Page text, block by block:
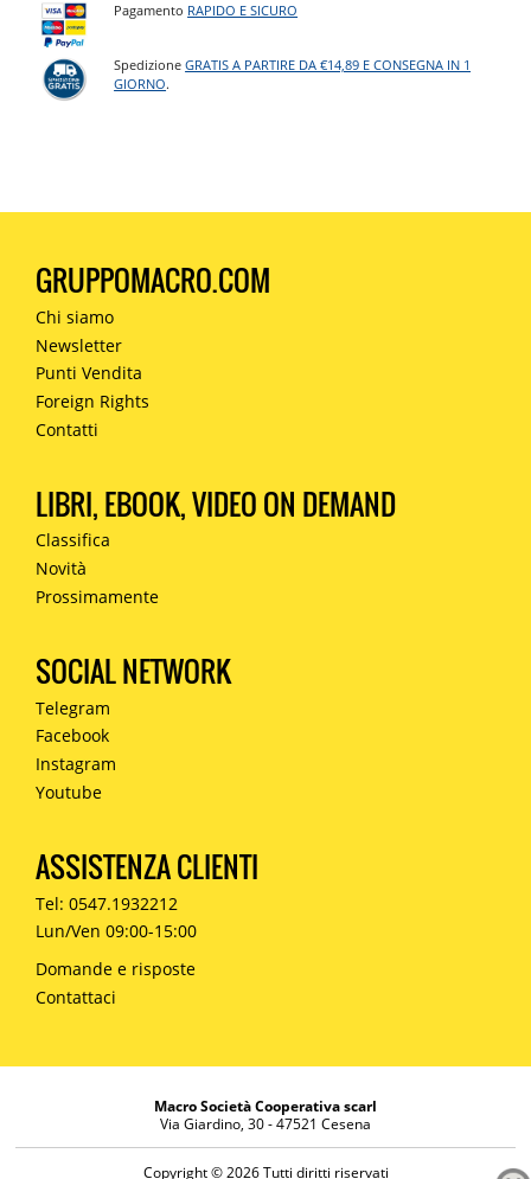
Pagamento RAPIDO E SICURO
SpedizioneGRATIS A PARTIRE DA €14,89 E CONSEGNA IN 1
GIORNO.
GRUPPOMACRO.COM
Chi siamo
Newsletter
Punti Vendita
Foreign Rights
Contatti
LIBRI, EBOOK, VIDEO ON DEMAND
Classifica
Novità
Prossimamente
SOCIAL NETWORK
Telegram
Facebook
Instagram
Youtube
ASSISTENZA CLIENTI
Tel: 0547.1932212
Lun/Ven 09:00-15:00
Domande e risposte
Contattaci
Macro Società Cooperativa scarl
Via Giardino, 30 - 47521 Cesena
Copyright © 2026 Tutti diritti riservati